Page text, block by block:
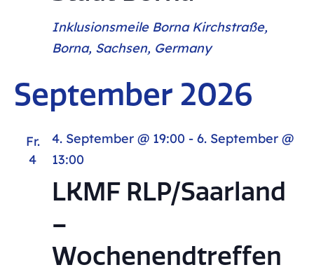
Inklusionsmeile BornaKirchstraße,
Borna, Sachsen, Germany
September 2026
Fr.
4
LKMF RLP/Saarland
–
Wochenendtreffen
4. September @ 19:00 - 6. September @
13:00